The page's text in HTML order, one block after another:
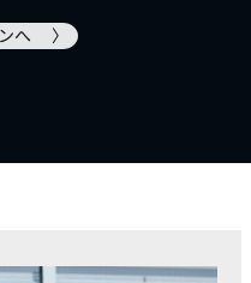
へ 〉